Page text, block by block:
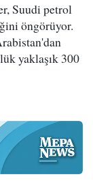
Suudi petrol
öngörüyor.
yaklaşık 300